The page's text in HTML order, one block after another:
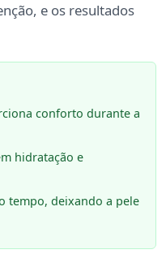
e os resultados
conforto durante a
hidratação e
tempo, deixando a pele